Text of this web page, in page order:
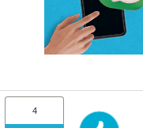
4